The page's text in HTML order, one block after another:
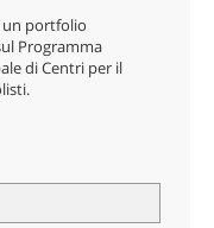
un portfolio
Programma
di Centri per il